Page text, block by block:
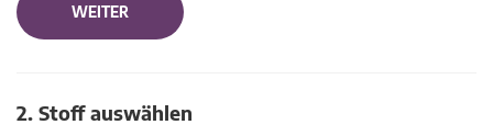
WEITER
2. Stoff auswählen